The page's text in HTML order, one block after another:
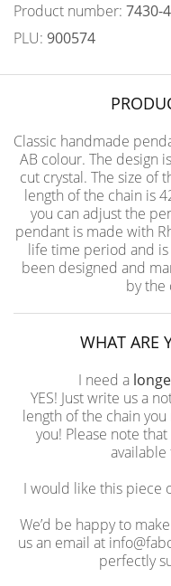
Product number: 7430-
PLU: 900574
Classic handmade
AB colour. The design
cut crystal. The size of
length of the chain is
you can adjust the
pendant is made with
life time period and
been designed and
by the
WHAT ARE
I need a
YES! Just write us a
length of the chain
you! Please note
I would like this piece
We’d be happy to
us an email at
perfectly